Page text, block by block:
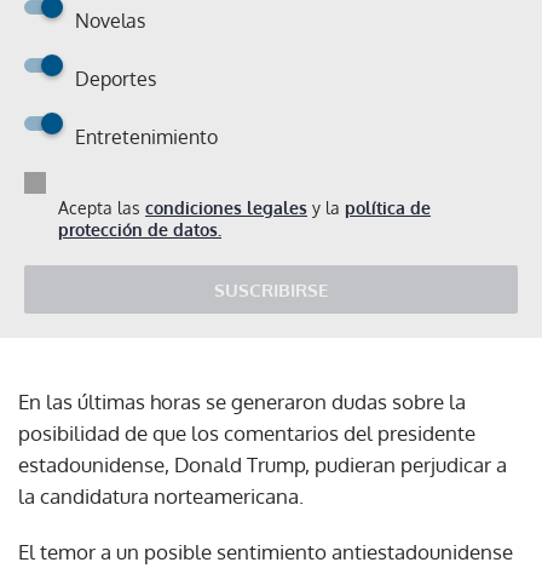
Novelas
Deportes
Entretenimiento
Acepta las condiciones legales y la política de
protección de datos.
SUSCRIBIRSE
En las últimas horas se generaron dudas sobre la
posibilidad de que los comentarios del presidente
estadounidense, Donald Trump, pudieran perjudicar a
la candidatura norteamericana.
El temor a un posible sentimiento antiestadounidense